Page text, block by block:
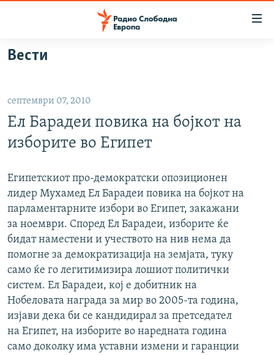
Оди
на
главната
навигација
Премини
на
пребарување
ВИЗУЕЛНО
ВЕСТИ
ШТО ТРЕБА ДА ЗНАЕТЕ
ПРИЈАВИ СЕ ЗА ЊУЗЛЕТЕР
ПОДКАСТ ЗОШТО?
СЛЕДЕТЕ НЕ
РСЕ веб страници
Вести
септември 07, 2010
Ел Барадеи повика на бојкот на
изборите во Египет
Египетскиот про-демократски опозиционен
лидер Мухамед Ел Барадеи повика на бојкот на
парламентарните избори во Египет, закажани
за ноември. Според Ел Барадеи, изборите ќе
бидат наместени и учеството на нив нема да
помогне за демократизација на земјата, туку
само ќе го легитимизира лошиот политички
систем. Ел Барадеи, кој е добитник на
Нобеловата награда за мир во 2005-та година,
изјави дека би се кандидирал за претседател
на Египет, на изборите во наредната година
само доколку има уставни измени и гаранции